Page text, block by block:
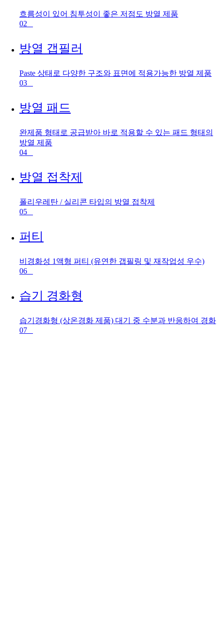
흐름성이 있어 침투성이 좋은 저점도 방열 제품
02
방열 갭필러
Paste 상태로 다양한 구조와 표면에 적용가능한 방열 제품
03
방열 패드
완제품 형태로 공급받아 바로 적용할 수 있는 패드 형태의
방열 제품
04
방열 접착제
폴리우레탄 / 실리콘 타입의 방열 접착제
05
퍼티
비경화성 1액형 퍼티 (유연한 갭필링 및 재작업성 우수)
06
습기 경화형
습기경화형 (상온경화 제품) 대기 중 수분과 반응하여 경화
07